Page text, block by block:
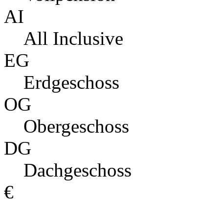
AI
All Inclusive
EG
Erdgeschoss
OG
Obergeschoss
DG
Dachgeschoss
€